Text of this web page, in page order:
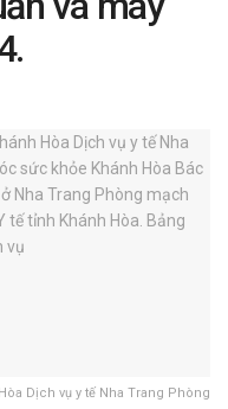
Dịch vụ y tế Nha Trang Phòng